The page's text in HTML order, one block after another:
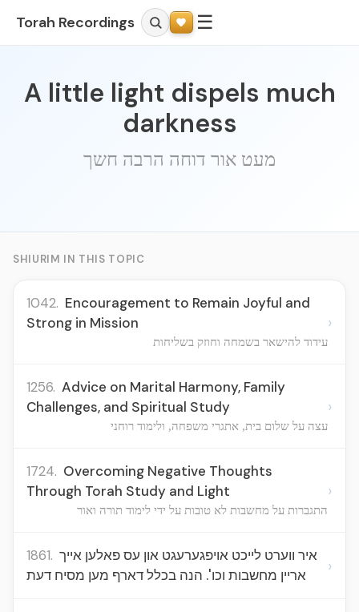
Torah Recordings ☰
A little light dispels much
darkness
מעט אור דוחה הרבה חשך
SHIURIM IN THIS TOPIC
1042. Encouragement to Remain Joyful and
Strong in Mission
עידוד להישאר בשמחה וחוזק בשליחות
›
1256. Advice on Marital Harmony, Family
Challenges, and Spiritual Study
עצה על שלום בית, אתגרי משפחה, ולימוד רוחני
›
1724. Overcoming Negative Thoughts
Through Torah Study and Light
התגברות על מחשבות לא טובות על ידי לימוד תורה ואור
›
1861.
אריין מחשבות וכו'. הנה בכלל דארף מען מסיח דעת
›